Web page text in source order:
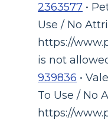
2363577 •
Use / No
https://
is not
939836 •
To Use / No
https://